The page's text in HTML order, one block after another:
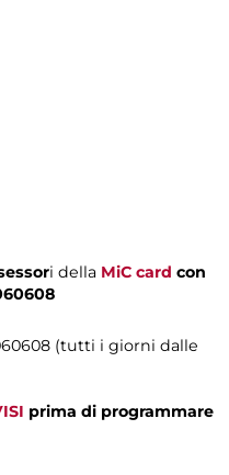
i della MiC card con
(tutti i giorni dalle
prima di programmare